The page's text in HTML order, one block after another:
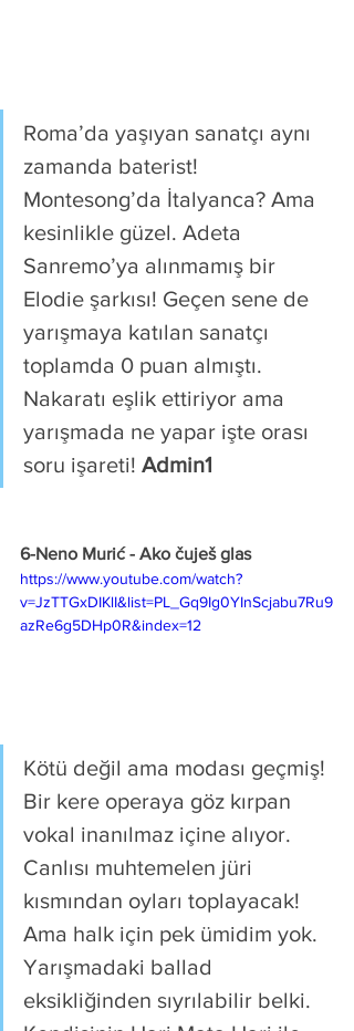
Roma’da yaşıyan sanatçı aynı
zamanda baterist!
Montesong’da İtalyanca? Ama
kesinlikle güzel. Adeta
Sanremo’ya alınmamış bir
Elodie şarkısı! Geçen sene de
yarışmaya katılan sanatçı
toplamda 0 puan almıştı.
Nakaratı eşlik ettiriyor ama
yarışmada ne yapar işte orası
soru işareti! Admin1
6-Neno Murić - Ako čuješ glas
https://www.youtube.com/watch?
v=JzTTGxDIKlI&list=PL_Gq9Ig0YInScjabu7Ru9
azRe6g5DHp0R&index=12
Kötü değil ama modası geçmiş!
Bir kere operaya göz kırpan
vokal inanılmaz içine alıyor.
Canlısı muhtemelen jüri
kısmından oyları toplayacak!
Ama halk için pek ümidim yok.
Yarışmadaki ballad
eksikliğinden sıyrılabilir belki.